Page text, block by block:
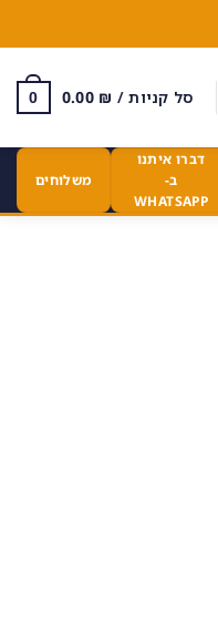
סל קניות / 0.00 ₪
0
דברו איתנו
ב-
WHATSAPP
משלוחים